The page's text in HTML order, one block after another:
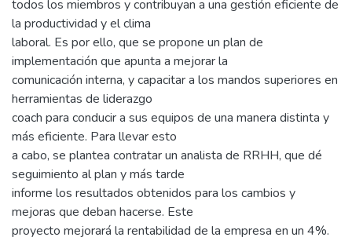
todos los miembros y contribuyan a una gestión eficiente de
la productividad y el clima
laboral. Es por ello, que se propone un plan de
implementación que apunta a mejorar la
comunicación interna, y capacitar a los mandos superiores en
herramientas de liderazgo
coach para conducir a sus equipos de una manera distinta y
más eficiente. Para llevar esto
a cabo, se plantea contratar un analista de RRHH, que dé
seguimiento al plan y más tarde
informe los resultados obtenidos para los cambios y
mejoras que deban hacerse. Este
proyecto mejorará la rentabilidad de la empresa en un 4%.